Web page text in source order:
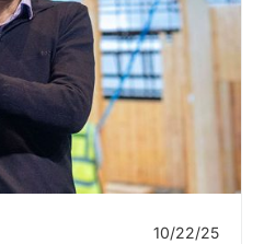
10/22/25